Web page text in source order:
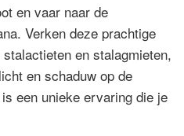
en vaar naar de
Verken deze prachtige
en stalagmieten,
en schaduw op de
een unieke ervaring die je